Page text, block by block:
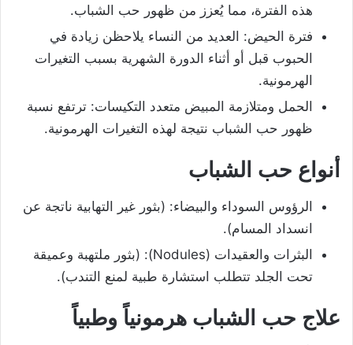
هذه الفترة، مما يُعزز من ظهور حب الشباب.
فترة الحيض: العديد من النساء يلاحظن زيادة في
الحبوب قبل أو أثناء الدورة الشهرية بسبب التغيرات
الهرمونية.
الحمل ومتلازمة المبيض متعدد التكيسات: ترتفع نسبة
ظهور حب الشباب نتيجة لهذه التغيرات الهرمونية.
أنواع حب الشباب
الرؤوس السوداء والبيضاء: (بثور غير التهابية ناتجة عن
انسداد المسام).
البثرات والعقيدات (Nodules): (بثور ملتهبة وعميقة
تحت الجلد تتطلب استشارة طبية لمنع التندب).
علاج حب الشباب هرمونياً وطبياً